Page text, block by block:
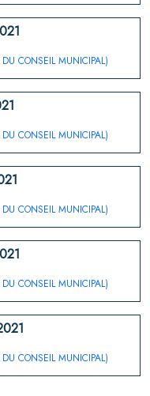
CONSEIL MUNICIPAL)
CONSEIL MUNICIPAL)
CONSEIL MUNICIPAL)
CONSEIL MUNICIPAL)
CONSEIL MUNICIPAL)